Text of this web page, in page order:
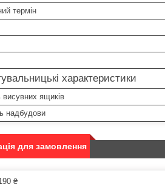
термін
характеристики
висувних ящиків
надбудови
для замовлення
₴